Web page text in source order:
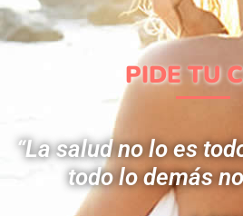
PIDE TU
“La salud no lo es
todo lo demás